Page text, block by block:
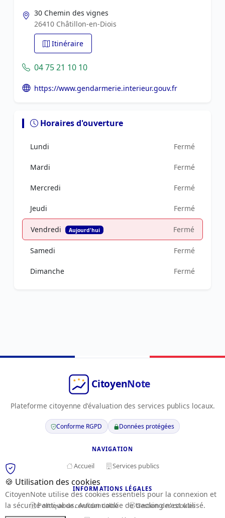
30 Chemin des vignes
26410 Châtillon-en-Diois
Itinéraire
04 75 21 10 10
https://www.gendarmerie.interieur.gouv.fr
Horaires d'ouverture
Lundi Fermé
Mardi Fermé
Mercredi Fermé
Jeudi Fermé
Vendredi Aujourd'hui Fermé
Samedi Fermé
Dimanche Fermé
Plateforme citoyenne d'évaluation des services publics locaux.
Conforme RGPD Données protégées
NAVIGATION
Accueil Services publics
INFORMATIONS LÉGALES
Politique de confidentialité
Gestion des cookies
🍪 Utilisation des cookies
CitoyenNote utilise des cookies essentiels pour la connexion et
la sécurité anti-abus. Aucun cookie de tracking n'est utilisé.